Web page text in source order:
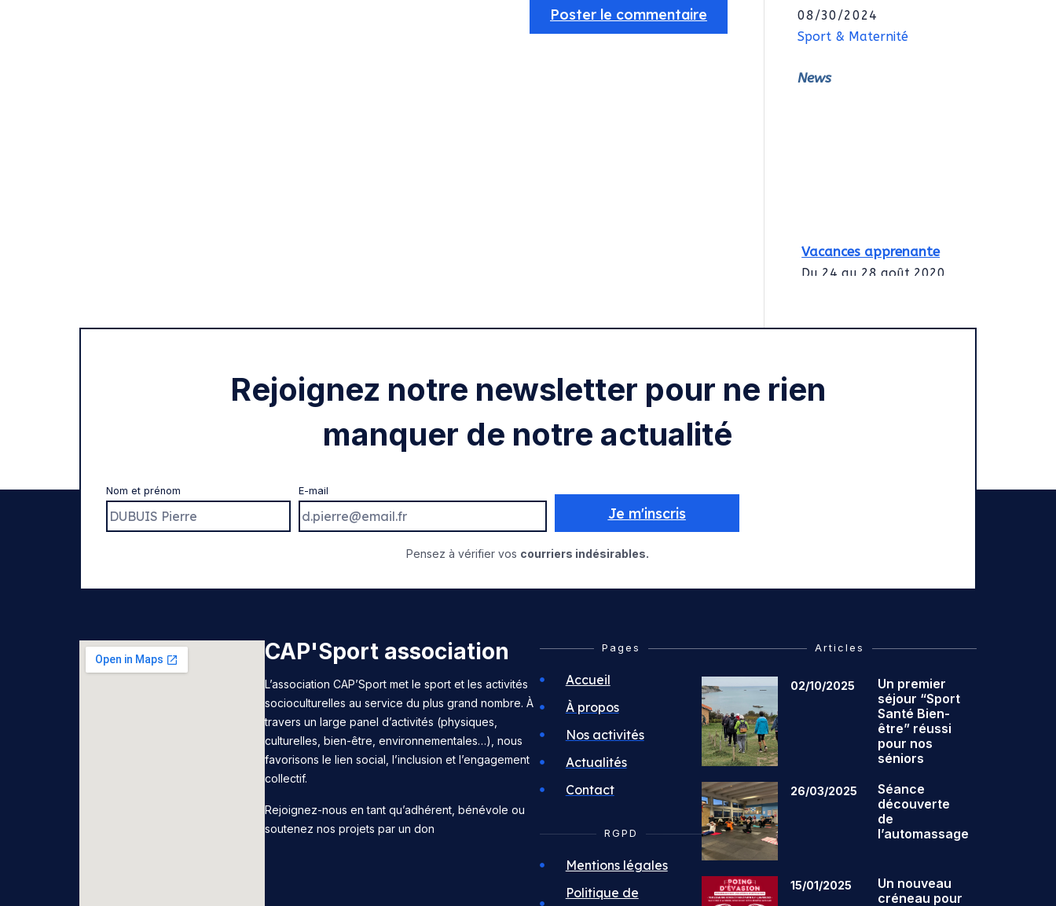
08/30/2024
Sport & Maternité
News
Vacances apprenante
Du 24 au 28 août 2020
services civiques
Rejoignez notre newsletter pour ne rien
manquer de notre actualité
Nom et prénom E-mail
Je m'inscris
Pensez à vérifier vos courriers indésirables.
CAP'Sport association
L’association CAP’Sport met le sport et les activités
socioculturelles au service du plus grand nombre. À
travers un large panel d’activités (physiques,
culturelles, bien-être, environnementales…), nous
favorisons le lien social, l’inclusion et l’engagement
collectif.
Rejoignez-nous en tant qu’adhérent, bénévole ou
soutenez nos projets par un don
Pages
Accueil
À propos
Nos activités
Actualités
Contact
RGPD
Mentions légales
Politique de
Articles
02/10/2025
Un premier
séjour “Sport
Santé Bien-
être” réussi
pour nos
séniors
26/03/2025
Séance
découverte
de
l’automassage
15/01/2025
Un nouveau
créneau pour